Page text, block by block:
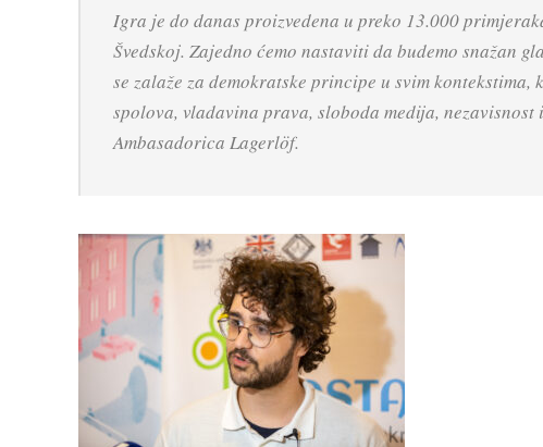
Igra je do danas proizvedena u preko 13.000
Švedskoj. Zajedno ćemo nastaviti da budemo snažan
se zalaže za demokratske principe u svim
spolova, vladavina prava, sloboda medija,
Ambasadorica Lagerlöf.